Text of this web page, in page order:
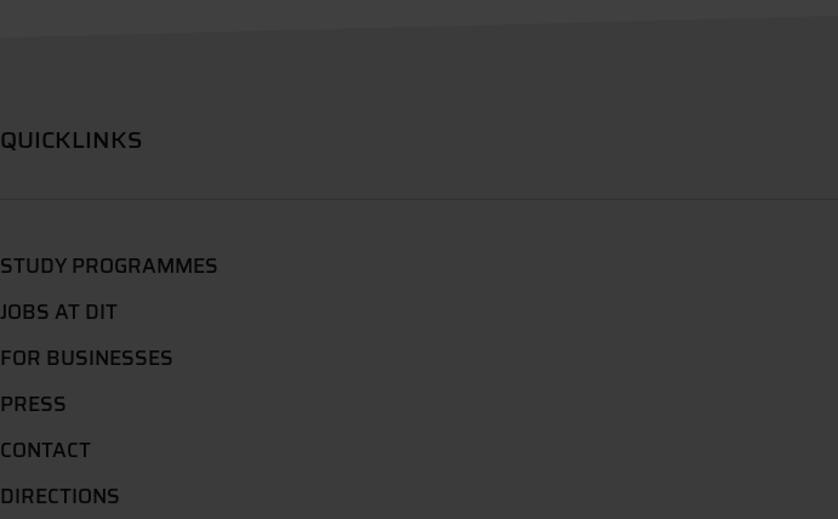
QUICKLINKS
STUDY PROGRAMMES
JOBS AT DIT
FOR BUSINESSES
PRESS
CONTACT
DIRECTIONS